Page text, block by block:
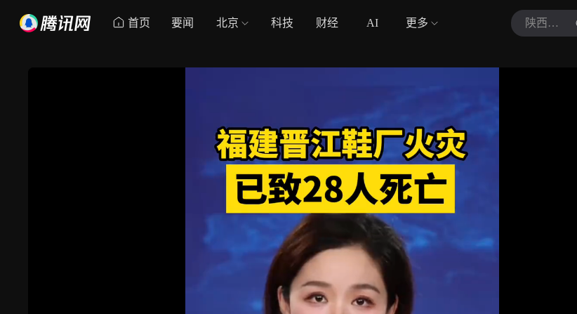
首页 要闻 北京 科技 财经 AI 更多 陕西都市快报